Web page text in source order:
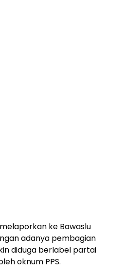
ke Bawaslu
adanya pembagian
diduga berlabel partai
oknum PPS.